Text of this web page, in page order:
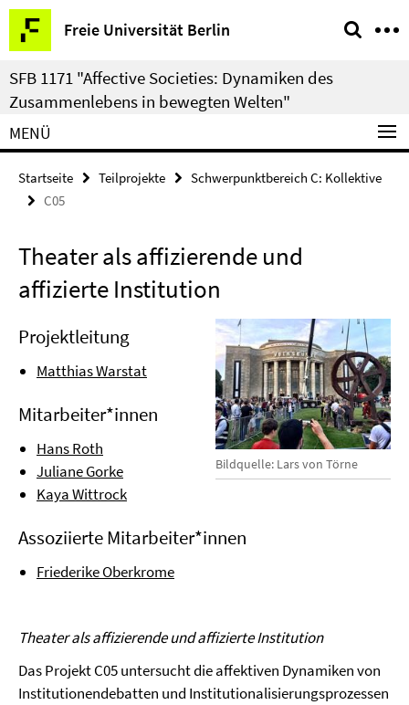
Springe
direkt
zu
Inhalt
Freie Universität Berlin
Service-
Navigation
SFB 1171 "Affective Societies: Dynamiken des
Zusammenlebens in bewegten Welten"
MENÜ
Startseite Teilprojekte
Schwerpunktbereich C: Kollektive
C05
Theater als affizierende und
affizierte Institution
Bildquelle: Lars von Törne
Projektleitung
Matthias Warstat
Mitarbeiter*innen
Hans Roth
Juliane Gorke
Kaya Wittrock
Assoziierte Mitarbeiter*innen
Friederike Oberkrome
Theater als affizierende und affizierte Institution
Das Projekt C05 untersucht die affektiven Dynamiken von
Institutionendebatten und Institutionalisierungsprozessen